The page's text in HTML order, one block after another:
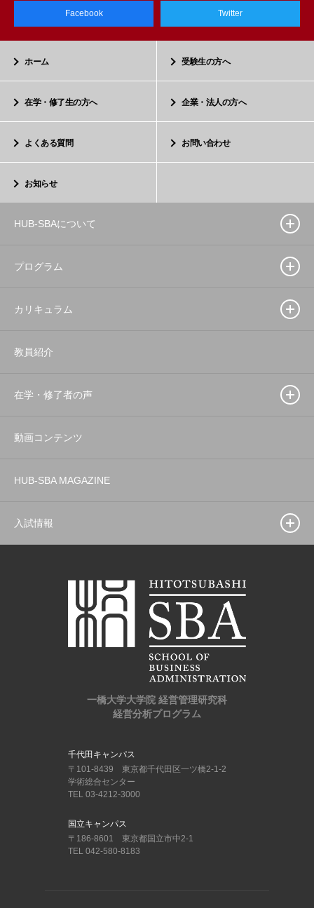
Facebook Twitter
ホーム 受験生の方へ
在学・修了生の方へ 企業・法人の方へ
よくある質問 お問い合わせ
お知らせ
HUB-SBAについて
プログラム
カリキュラム
教員紹介
在学・修了者の声
動画コンテンツ
HUB-SBA MAGAZINE
入試情報
一橋大学大学院 経営管理研究科
経営分析プログラム
千代田キャンパス
〒101-8439 東京都千代田区一ツ橋2-1-2
学術総合センター
TEL 03-4212-3000
国立キャンパス
〒186-8601 東京都国立市中2-1
TEL 042-580-8183